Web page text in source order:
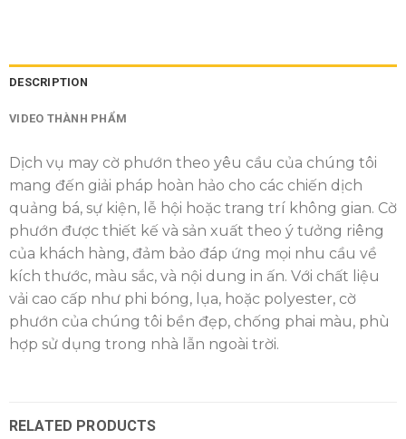
DESCRIPTION
VIDEO THÀNH PHẨM
Dịch vụ may cờ phướn theo yêu cầu của chúng tôi
mang đến giải pháp hoàn hảo cho các chiến dịch
quảng bá, sự kiện, lễ hội hoặc trang trí không gian. Cờ
phướn được thiết kế và sản xuất theo ý tưởng riêng
của khách hàng, đảm bảo đáp ứng mọi nhu cầu về
kích thước, màu sắc, và nội dung in ấn. Với chất liệu
vải cao cấp như phi bóng, lụa, hoặc polyester, cờ
phướn của chúng tôi bền đẹp, chống phai màu, phù
hợp sử dụng trong nhà lẫn ngoài trời.
RELATED PRODUCTS